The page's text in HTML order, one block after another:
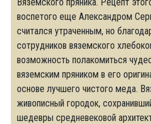
воспетого еще Александром
считался утраченным, но
сотрудников вяземского
возможность полакомиться
вяземским пряником в его
основе лучшего чистого меда.
живописный городок,
шедевры средневековой